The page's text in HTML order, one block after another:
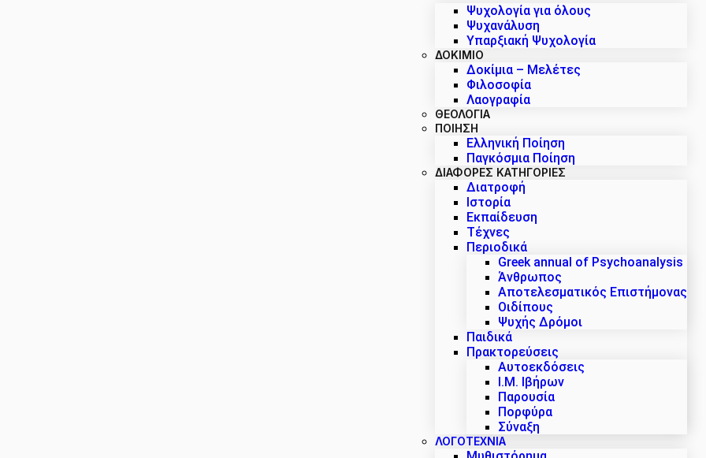
Ψυχολογία για όλους
Ψυχανάλυση
Υπαρξιακή Ψυχολογία
ΔΟΚΊΜΙΟ
Δοκίμια – Μελέτες
Φιλοσοφία
Λαογραφία
ΘΕΟΛΟΓΙΑ
ΠΟΙΗΣΗ
Ελληνική Ποίηση
Παγκόσμια Ποίηση
ΔΙΑΦΟΡΕΣ ΚΑΤΗΓΟΡΙΕΣ
Διατροφή
Ιστορία
Εκπαίδευση
Τέχνες
Περιοδικά
Greek annual of Psychoanalysis
Άνθρωπος
Αποτελεσματικός Επιστήμονας
Οιδίπους
Ψυχής Δρόμοι
Παιδικά
Πρακτoρεύσεις
Αυτοεκδόσεις
Ι.Μ. Ιβήρων
Παρουσία
Πορφύρα
Σύναξη
ΛΟΓΟΤΕΧΝΙΑ